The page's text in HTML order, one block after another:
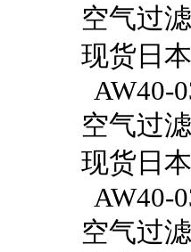
空气过
现货日
AW40-
空气过
现货日
AW40-
空气过